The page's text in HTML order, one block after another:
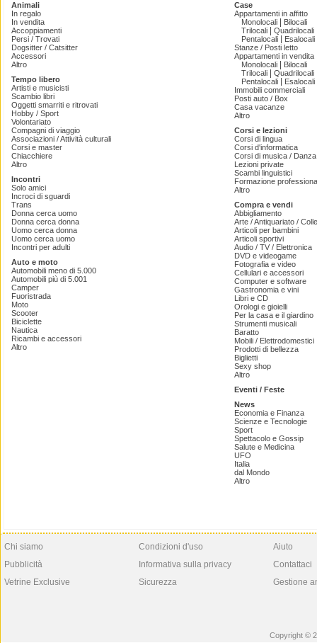
Animali
In regalo
In vendita
Accoppiamenti
Persi / Trovati
Dogsitter / Catsitter
Accessori
Altro
Tempo libero
Artisti e musicisti
Scambio libri
Oggetti smarriti e ritrovati
Hobby / Sport
Volontariato
Compagni di viaggio
Associazioni / Attività culturali
Corsi e master
Chiacchiere
Altro
Incontri
Solo amici
Incroci di sguardi
Trans
Donna cerca uomo
Donna cerca donna
Uomo cerca donna
Uomo cerca uomo
Incontri per adulti
Auto e moto
Automobili meno di 5.000
Automobili più di 5.001
Camper
Fuoristrada
Moto
Scooter
Biciclette
Nautica
Ricambi e accessori
Altro
Case
Appartamenti in affitto
Monolocali
Bilocali
Trilocali
Quadrilocali
Pentalocali
Esalocali
Stanze / Posti letto
Appartamenti in vendita
Monolocali
Bilocali
Trilocali
Quadrilocali
Pentalocali
Esalocali
Immobili commerciali
Posti auto / Box
Casa vacanze
Altro
Corsi e lezioni
Corsi di lingua
Corsi d'informatica
Corsi di musica /
Lezioni private
Scambi linguistici
Formazione
Altro
Compra e vendi
Abbigliamento
Arte / Antiquariato /
Articoli per bambini
Articoli sportivi
Audio / TV / Elettronica
DVD e videogame
Fotografia e video
Cellulari e accessori
Computer e software
Gastronomia e vini
Libri e CD
Orologi e gioielli
Per la casa e il giardino
Strumenti musicali
Baratto
Mobili / Elettrodomestici
Prodotti di bellezza
Biglietti
Sexy shop
Altro
Eventi / Feste
News
Economia e Finanza
Scienze e Tecnologie
Sport
Spettacolo e Gossip
Salute e Medicina
UFO
Italia
dal Mondo
Altro
Chi siamo
Pubblicità
Vetrine Exclusive
Condizioni d'uso
Informativa sulla privacy
Sicurezza
Aiuto
Contattaci
Gestione
Copyright ©